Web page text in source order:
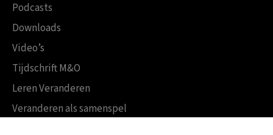
Podcasts
Downloads
Video’s
Tijdschrift M&O
Leren Veranderen
Veranderen als samenspel